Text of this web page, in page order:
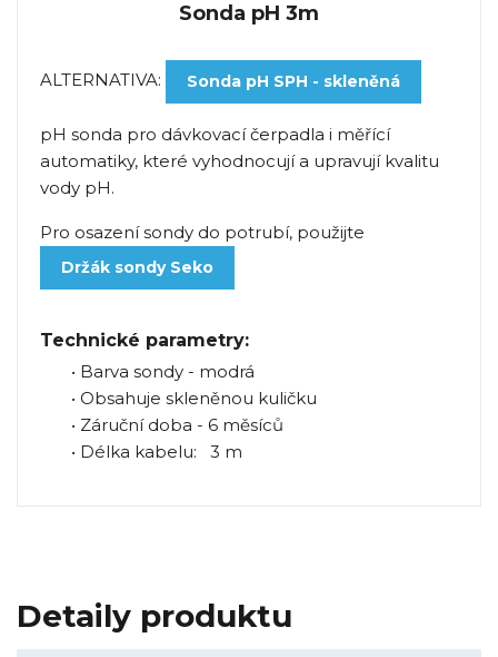
Sonda pH 3m
ALTERNATIVA: Sonda pH SPH - skleněná
pH sonda pro dávkovací čerpadla i měřící
automatiky, které vyhodnocují a upravují kvalitu
vody pH.
Pro osazení sondy do potrubí, použijte
Držák sondy Seko
Technické parametry:
• Barva sondy - modrá
• Obsahuje skleněnou kuličku
• Záruční doba - 6 měsíců
• Délka kabelu: 3 m
Detaily produktu